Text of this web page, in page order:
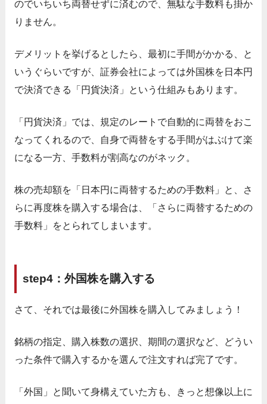
のでいちいち両替せずに済むので、無駄な手数料も掛か
りません。
デメリットを挙げるとしたら、最初に手間がかかる、と
いうぐらいですが、証券会社によっては外国株を日本円
で決済できる「円貨決済」という仕組みもあります。
「円貨決済」では、規定のレートで自動的に両替をおこ
なってくれるので、自身で両替をする手間がはぶけて楽
になる一方、手数料が割高なのがネック。
株の売却額を「日本円に両替するための手数料」と、さ
らに再度株を購入する場合は、「さらに両替するための
手数料」をとられてしまいます。
step4：外国株を購入する
さて、それでは最後に外国株を購入してみましょう！
銘柄の指定、購入株数の選択、期間の選択など、どうい
った条件で購入するかを選んで注文すれば完了です。
「外国」と聞いて身構えていた方も、きっと想像以上に